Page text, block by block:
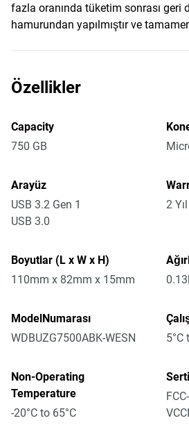
fazla oranında tüketim sonrası geri
hamurundan yapılmıştır ve
Özellikler
Capacity
750 GB
Arayüz
USB 3.2 Gen 1
USB 3.0
2
Boyutlar (L x W x H)
110mm x 82mm x 15mm
ModelNumarası
WDBUZG7500ABK-WESN
5°C
Non-Operating
Temperature
-20°C to 65°C